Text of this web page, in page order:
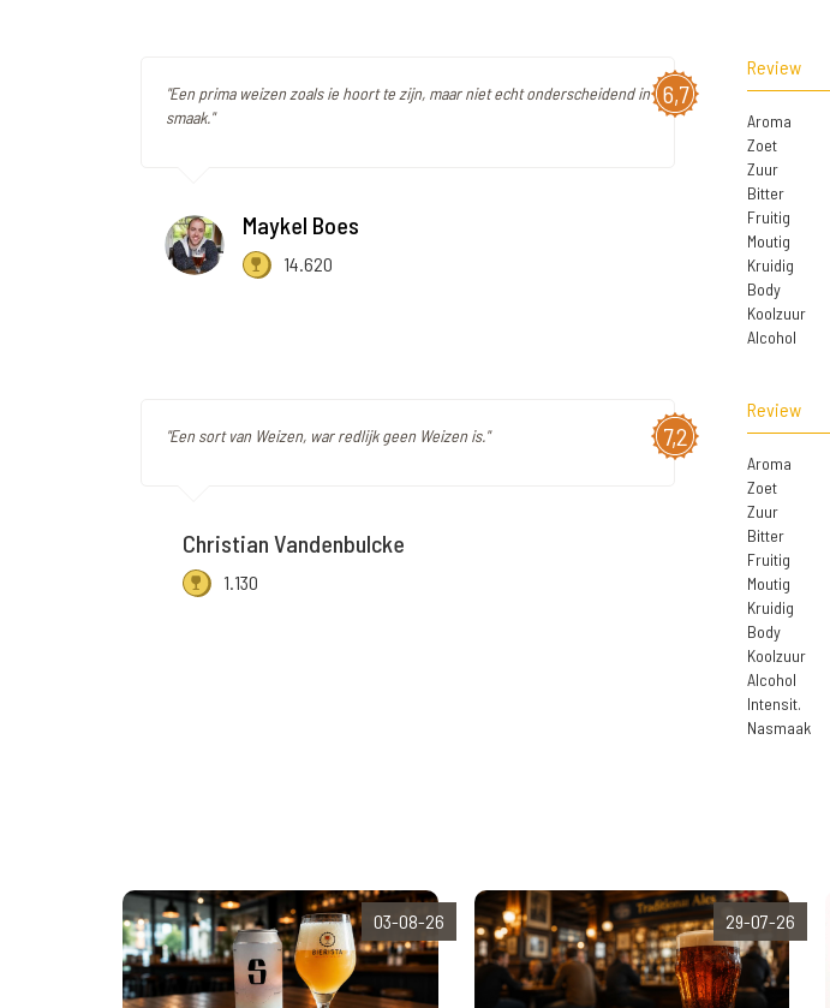
6,7
"Een prima weizen zoals ie hoort te zijn, maar niet echt onderscheidend in
smaak."
Maykel Boes
14.620
Review
Aroma
Zoet
Zuur
Bitter
Fruitig
Moutig
Kruidig
Body
Koolzuur
Alcohol
7,2
"Een sort van Weizen, war redlijk geen Weizen is."
Christian Vandenbulcke
1.130
Review
Aroma
Zoet
Zuur
Bitter
Fruitig
Moutig
Kruidig
Body
Koolzuur
Alcohol
Intensit.
Nasmaak
03-08-26 29-07-26